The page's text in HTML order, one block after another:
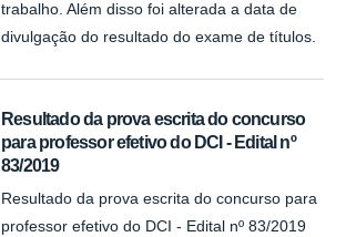
trabalho. Além disso foi alterada a data de
divulgação do resultado do exame de títulos.
Resultado da prova escrita do concurso
para professor efetivo do DCI - Edital nº
83/2019
Resultado da prova escrita do concurso para
professor efetivo do DCI - Edital nº 83/2019